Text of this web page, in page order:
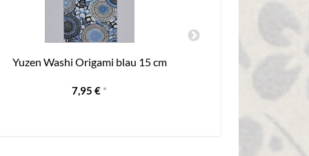
Yuzen Washi Origami blau 15 cm
7,95 € *